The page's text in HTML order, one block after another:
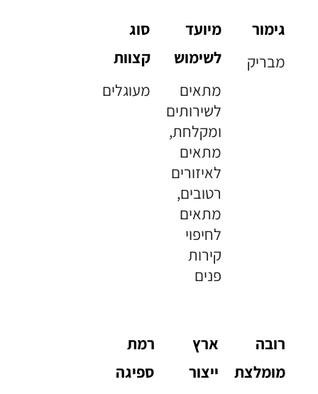
גימור
מבריק
מיועד
לשימוש
מתאים
לשירותים
ומקלחת,
מתאים
לאיזורים
רטובים,
מתאים
לחיפוי
קירות
פנים
סוג
קצוות
מעוגלים
רובה
מומלצת
ארץ
ייצור
רמת
ספיגה